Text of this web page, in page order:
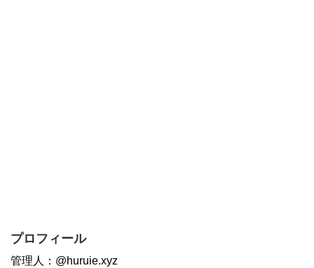
プロフィール
管理人：@huruie.xyz